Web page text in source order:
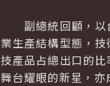
副總統回顧，以
業生產結構型態，
技產品占總出口的
舞台耀眼的新星，亦